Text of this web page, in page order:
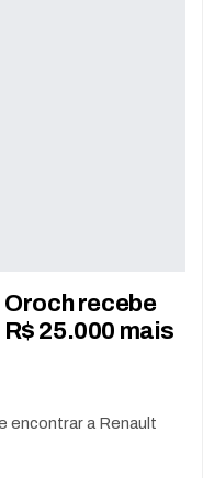
recebe
25.000 mais
encontrar a Renault